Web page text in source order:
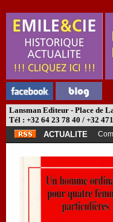
Lansman Editeur - Place de
Tél : +32 64 23 78 40 / +32
ACTUALITE